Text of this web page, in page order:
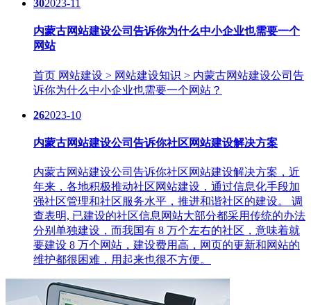
302023-11
内蒙古网站建设公司告诉你为什么中小企业也需要一个
网站
​首页 网站建设 > 网站建设知识 > 内蒙古网站建设公司告
诉你为什么中小企业也需要一个网站？
262023-10
内蒙古网站建设公司告诉你社区网站建设解决方案
内蒙古网站建设公司告诉你社区网站建设解决方案，近
年来，各地积极推动社区网站建设，通过信息化手段加
强社区管理和社区服务水平，推进和谐社区的建设。 调
查表明, 已建设的社区信息网站大部分都采用传统的办法
分别单独建设，而我国有 8 万个左右的社区，意味着就
要建设 8 万个网站，建设费用高，网页的更新和网站的
维护都很困难，用起来也很不方便。